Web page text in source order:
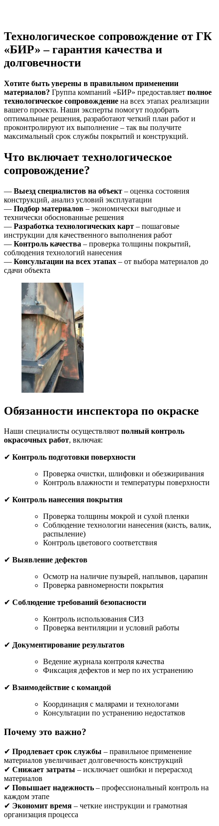
Технологическое сопровождение от ГК
«БИР» – гарантия качества и
долговечности
Хотите быть уверены в правильном применении
материалов? Группа компаний «БИР» предоставляет полное
технологическое сопровождение на всех этапах реализации
вашего проекта. Наши эксперты помогут подобрать
оптимальные решения, разработают четкий план работ и
проконтролируют их выполнение – так вы получите
максимальный срок службы покрытий и конструкций.
Что включает технологическое
сопровождение?
— Выезд специалистов на объект – оценка состояния
конструкций, анализ условий эксплуатации
— Подбор материалов – экономически выгодные и
технически обоснованные решения
— Разработка технологических карт – пошаговые
инструкции для качественного выполнения работ
— Контроль качества – проверка толщины покрытий,
соблюдения технологий нанесения
— Консультации на всех этапах – от выбора материалов до
сдачи объекта
Обязанности инспектора по окраске
Наши специалисты осуществляют полный контроль
окрасочных работ, включая:
✔ Контроль подготовки поверхности
Проверка очистки, шлифовки и обезжиривания
Контроль влажности и температуры поверхности
✔ Контроль нанесения покрытия
Проверка толщины мокрой и сухой пленки
Соблюдение технологии нанесения (кисть, валик,
распыление)
Контроль цветового соответствия
✔ Выявление дефектов
Осмотр на наличие пузырей, наплывов, царапин
Проверка равномерности покрытия
✔ Соблюдение требований безопасности
Контроль использования СИЗ
Проверка вентиляции и условий работы
✔ Документирование результатов
Ведение журнала контроля качества
Фиксация дефектов и мер по их устранению
✔ Взаимодействие с командой
Координация с малярами и технологами
Консультации по устранению недостатков
Почему это важно?
✔ Продлевает срок службы – правильное применение
материалов увеличивает долговечность конструкций
✔ Снижает затраты – исключает ошибки и перерасход
материалов
✔ Повышает надежность – профессиональный контроль на
каждом этапе
✔ Экономит время – четкие инструкции и грамотная
организация процесса